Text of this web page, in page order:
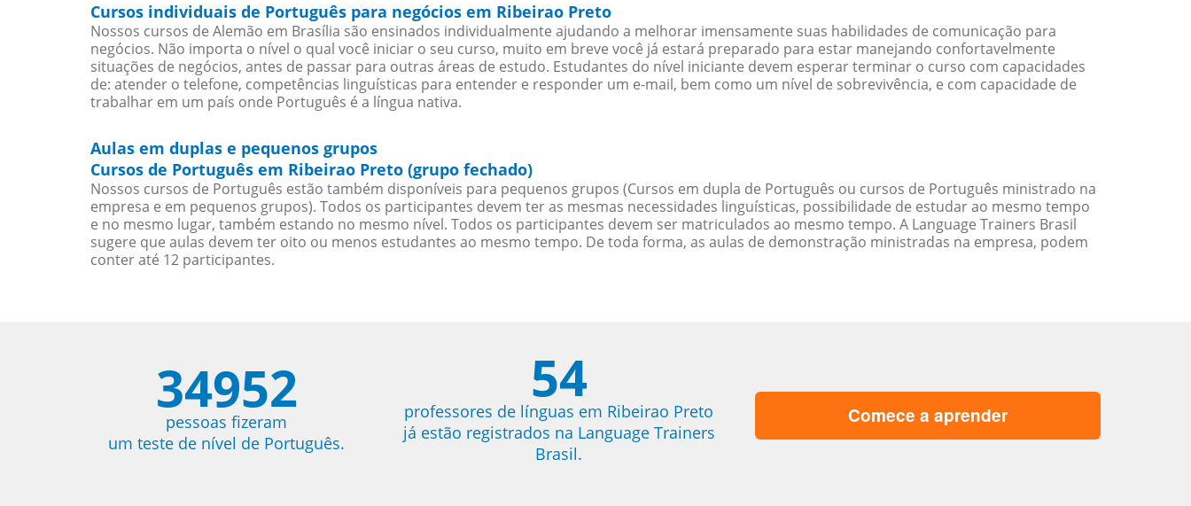
Cursos individuais de Português para negócios em Ribeirao Preto
Nossos cursos de Alemão em Brasília são ensinados individualmente ajudando a melhorar imensamente suas habilidades de comunicação para
negócios. Não importa o nível o qual você iniciar o seu curso, muito em breve você já estará preparado para estar manejando confortavelmente
situações de negócios, antes de passar para outras áreas de estudo. Estudantes do nível iniciante devem esperar terminar o curso com capacidades
de: atender o telefone, competências linguísticas para entender e responder um e-mail, bem como um nível de sobrevivência, e com capacidade de
trabalhar em um país onde Português é a língua nativa.
Aulas em duplas e pequenos grupos
Cursos de Português em Ribeirao Preto (grupo fechado)
Nossos cursos de Português estão também disponíveis para pequenos grupos (Cursos em dupla de Português ou cursos de Português ministrado na
empresa e em pequenos grupos). Todos os participantes devem ter as mesmas necessidades linguísticas, possibilidade de estudar ao mesmo tempo
e no mesmo lugar, também estando no mesmo nível. Todos os participantes devem ser matriculados ao mesmo tempo. A Language Trainers Brasil
sugere que aulas devem ter oito ou menos estudantes ao mesmo tempo. De toda forma, as aulas de demonstração ministradas na empresa, podem
conter até 12 participantes.
34952
pessoas fizeram
um teste de nível de Português.
54
professores de línguas em Ribeirao Preto
já estão registrados na Language Trainers
Brasil.
Comece a aprender